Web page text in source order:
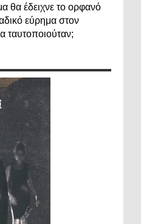
θα έδειχνε το ορφανό
εύρημα στον
ταυτοποιούταν;